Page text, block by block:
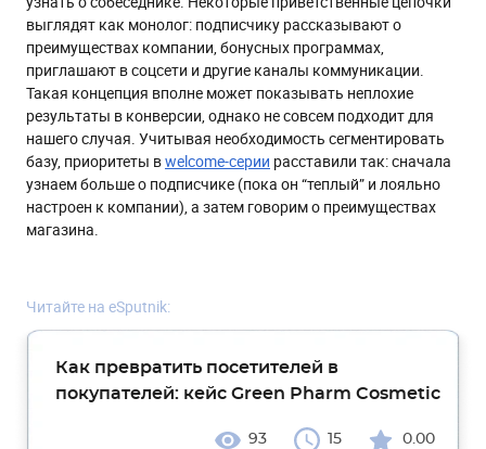
выглядят как монолог: подписчику рассказывают о
преимуществах компании, бонусных программах,
приглашают в соцсети и другие каналы коммуникации.
Такая концепция вполне может показывать неплохие
результаты в конверсии, однако не совсем подходит для
нашего случая. Учитывая необходимость сегментировать
базу, приоритеты вwelcome-серии расставили так: сначала
узнаем больше о подписчике (пока он “теплый” и лояльно
настроен к компании), а затем говорим о преимуществах
магазина.
Читайте на eSputnik:
Как превратить посетителей в
покупателей: кейс Green Pharm Cosmetic
93 15 0.00